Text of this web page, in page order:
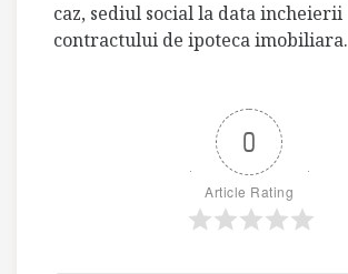
caz, sediul social la data incheierii
contractului de ipoteca imobiliara.
0
Article Rating